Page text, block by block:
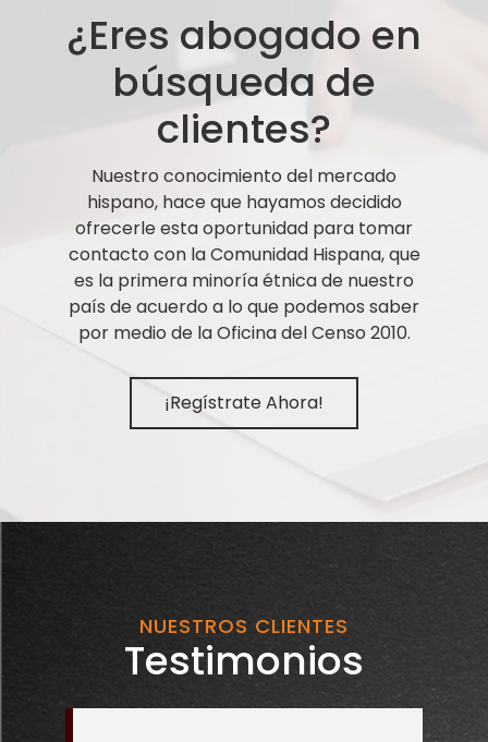
¿Eres abogado en
búsqueda de
clientes?
Nuestro conocimiento del mercado
hispano, hace que hayamos decidido
ofrecerle esta oportunidad para tomar
contacto con la Comunidad Hispana, que
es la primera minoría étnica de nuestro
país de acuerdo a lo que podemos saber
por medio de la Oficina del Censo 2010.
¡Regístrate Ahora!
NUESTROS CLIENTES
Testimonios